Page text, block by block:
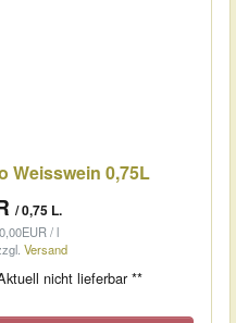
Weisswein 0,75L
/ 0,75 L.
/ l
Versand
nicht lieferbar **